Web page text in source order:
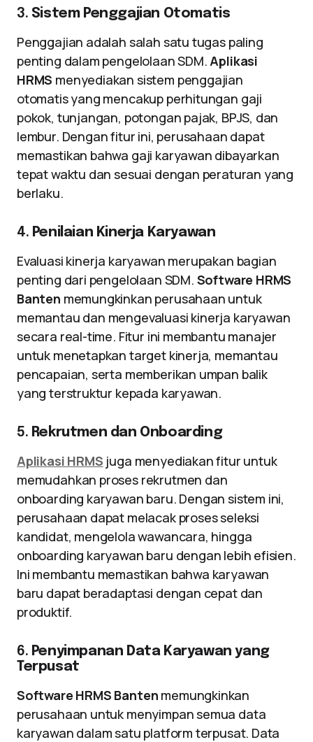
3. Sistem Penggajian Otomatis
Penggajian adalah salah satu tugas paling
penting dalam pengelolaan SDM.Aplikasi
HRMS menyediakan sistem penggajian
otomatis yang mencakup perhitungan gaji
pokok, tunjangan, potongan pajak, BPJS, dan
lembur. Dengan fitur ini, perusahaan dapat
memastikan bahwa gaji karyawan dibayarkan
tepat waktu dan sesuai dengan peraturan yang
berlaku.
4. Penilaian Kinerja Karyawan
Evaluasi kinerja karyawan merupakan bagian
penting dari pengelolaan SDM. Software HRMS
Banten memungkinkan perusahaan untuk
memantau dan mengevaluasi kinerja karyawan
secara real-time. Fitur ini membantu manajer
untuk menetapkan target kinerja, memantau
pencapaian, serta memberikan umpan balik
yang terstruktur kepada karyawan.
5. Rekrutmen dan Onboarding
Aplikasi HRMS juga menyediakan fitur untuk
memudahkan proses rekrutmen dan
onboarding karyawan baru. Dengan sistem ini,
perusahaan dapat melacak proses seleksi
kandidat, mengelola wawancara, hingga
onboarding karyawan baru dengan lebih efisien.
Ini membantu memastikan bahwa karyawan
baru dapat beradaptasi dengan cepat dan
produktif.
6. Penyimpanan Data Karyawan yang
Terpusat
Software HRMS Banten memungkinkan
perusahaan untuk menyimpan semua data
karyawan dalam satu platform terpusat. Data